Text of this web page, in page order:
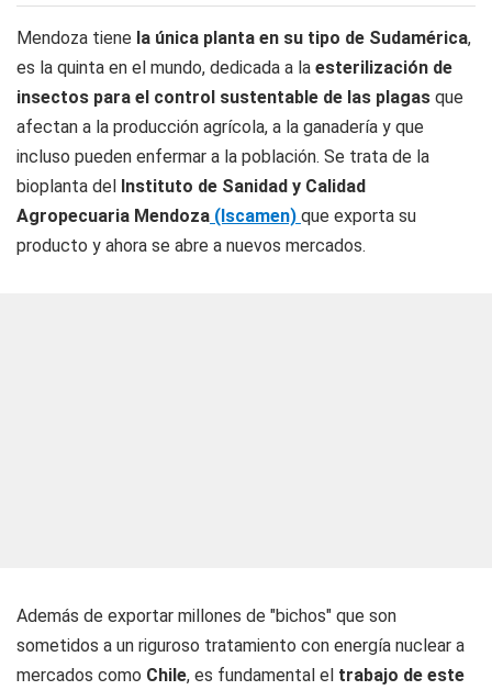
Mendoza tiene la única planta en su tipo de Sudamérica,
es la quinta en el mundo, dedicada a la esterilización de
insectos para el control sustentable de las plagas que
afectan a la producción agrícola, a la ganadería y que
incluso pueden enfermar a la población. Se trata de la
bioplanta del Instituto de Sanidad y Calidad
Agropecuaria Mendoza (Iscamen) que exporta su
producto y ahora se abre a nuevos mercados.
Además de exportar millones de "bichos" que son
sometidos a un riguroso tratamiento con energía nuclear a
mercados como Chile, es fundamental el trabajo de este